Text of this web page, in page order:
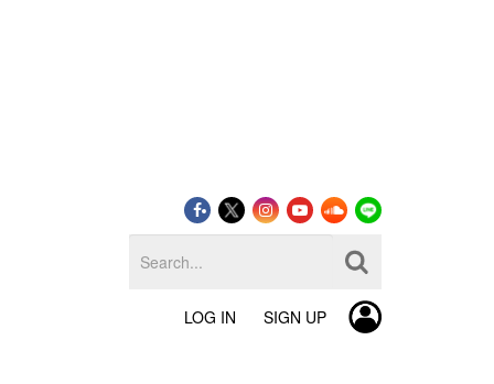
LOG IN SIGN UP